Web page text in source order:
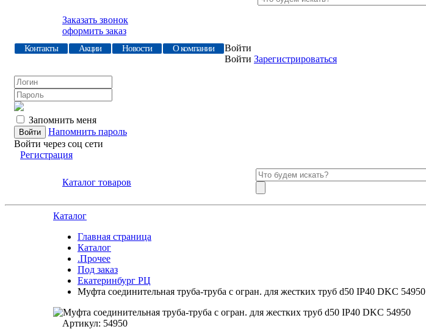
Заказать звонок
оформить заказ
Контакты Акции Новости О компании
Войти
Войти Зарегистрироваться
Запомнить меня
Напомнить пароль
Войти через соц сети
Регистрация
Каталог товаров
Каталог
Главная страница
Каталог
.Прочее
Под заказ
Екатеринбург РЦ
Муфта соединительная труба-труба с огран. для жестких труб d50 IP40 DKC 54950
Артикул: 54950